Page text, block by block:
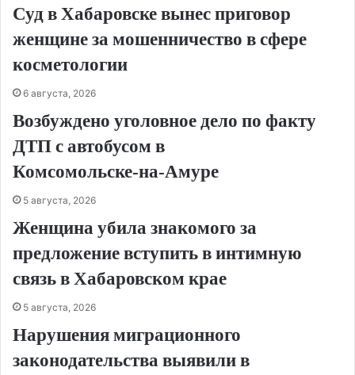
Суд в Хабаровске вынес приговор
женщине за мошенничество в сфере
косметологии
6 августа, 2026
Возбуждено уголовное дело по факту
ДТП с автобусом в
Комсомольске‑на‑Амуре
5 августа, 2026
Женщина убила знакомого за
предложение вступить в интимную
связь в Хабаровском крае
5 августа, 2026
Нарушения миграционного
законодательства выявили в